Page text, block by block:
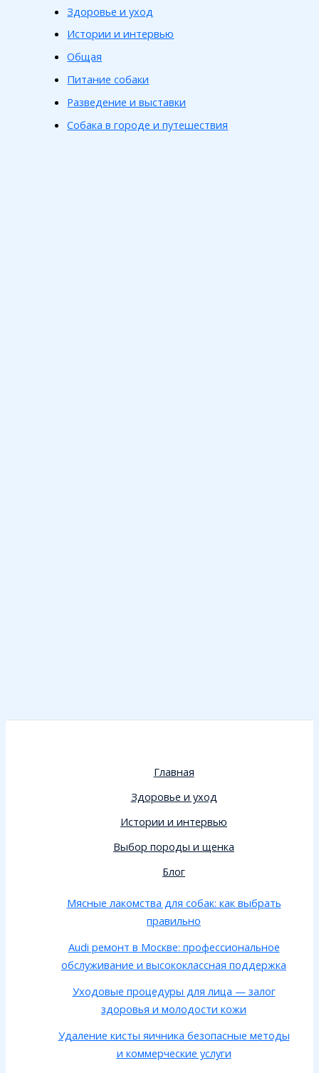
Здоровье и уход
Истории и интервью
Общая
Питание собаки
Разведение и выставки
Собака в городе и путешествия
Главная
Здоровье и уход
Истории и интервью
Выбор породы и щенка
Блог
Мясные лакомства для собак: как выбрать
правильно
Audi ремонт в Москве: профессиональное
обслуживание и высококлассная поддержка
Уходовые процедуры для лица — залог
здоровья и молодости кожи
Удаление кисты яичника безопасные методы
и коммерческие услуги